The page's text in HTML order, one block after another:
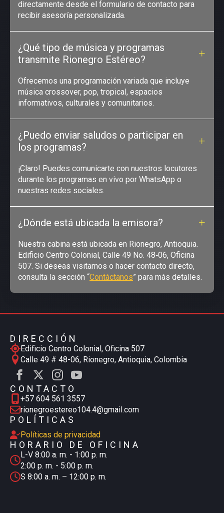
directamente desde el formulario de contacto para
recibir asesoría personalizada.
¿Qué tipo de música y programas
transmite Rionegro Estéreo?
Ofrecemos una programación variada que incluye
música crossover, pop, tropical, espacios
informativos, culturales y comunitarios.
¿Puedo enviar saludos o participar en
los programas?
¡Claro! Puedes comunicarte con nuestros locutores
durante los programas en vivo por WhatsApp o
nuestras redes sociales.
¿Dónde está ubicada la emisora?
Nuestra cabina está ubicada en Rionegro, Antioquia.
Edificio Centro Colonial, Calle 49 No. 48‑06, Oficina
507. Si deseas visitarnos o hacer contacto directo,
consulta la sección “Contáctanos” para más detalles.
DIRECCIÓN
Edificio Centro Colonial, Oficina 507
Calle 49 # 48-06, Rionegro, Antioquia, Colombia
CONTACTO
+57 604 561 3557
rionegroestereo104.4@gmail.com
POLÍTICAS
Políticas de privacidad
HORARIO DE OFICINA
L-V 8:00 a. m. - 1:00 p. m.
2:00 p. m. - 5:00 p. m.
S 8:00 a. m. – 12:00 p. m.